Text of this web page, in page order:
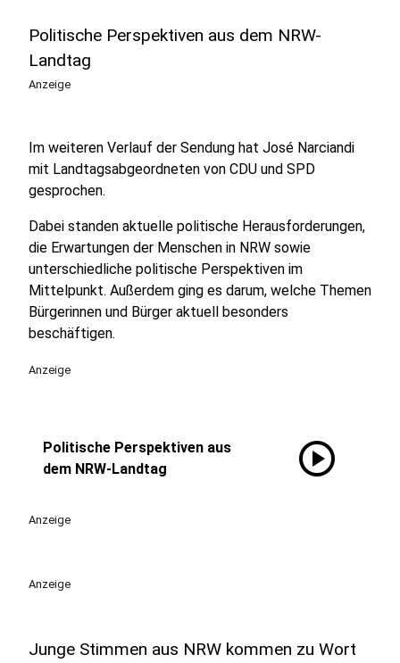
Politische Perspektiven aus dem NRW-
Landtag
Anzeige
Im weiteren Verlauf der Sendung hat José Narciandi
mit Landtagsabgeordneten von CDU und SPD
gesprochen.
Dabei standen aktuelle politische Herausforderungen,
die Erwartungen der Menschen in NRW sowie
unterschiedliche politische Perspektiven im
Mittelpunkt. Außerdem ging es darum, welche Themen
Bürgerinnen und Bürger aktuell besonders
beschäftigen.
Anzeige
Politische Perspektiven aus
dem NRW-Landtag
play_circle
Anzeige
Anzeige
Junge Stimmen aus NRW kommen zu Wort